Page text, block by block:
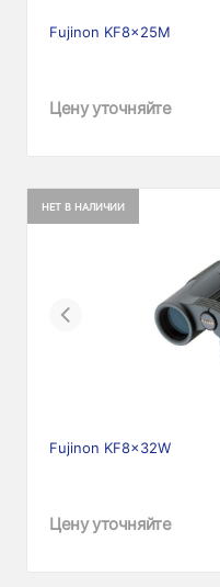
Fujinon KF8x25M
Цену уточняйте
НЕТ В НАЛИЧИИ
Previous
Fujinon KF8x32W
Цену уточняйте